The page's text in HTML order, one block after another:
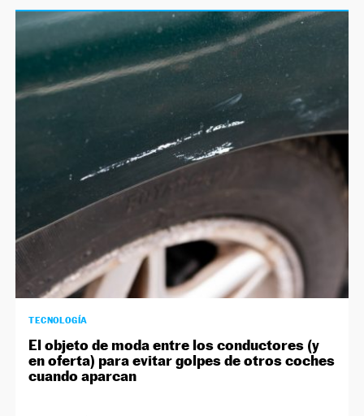
TECNOLOGÍA
El objeto de moda entre los conductores (y
en oferta) para evitar golpes de otros coches
cuando aparcan